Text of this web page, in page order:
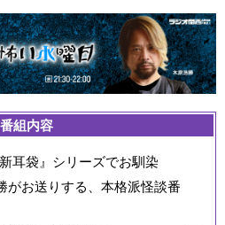
番組内容
耳袋』シリーズでお馴染
がお送りする、本格派怪談番